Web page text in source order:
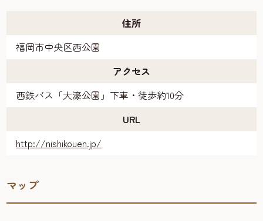
住所
福岡市中央区西公園
アクセス
西鉄バス「大濠公園」下車・徒歩約10分
URL
http://nishikouen.jp/
マップ